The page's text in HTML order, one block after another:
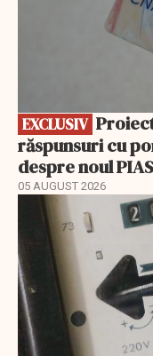
EXCLUSIV
răspunsuri cu
despre noul PIAS
05 AUGUST 2026